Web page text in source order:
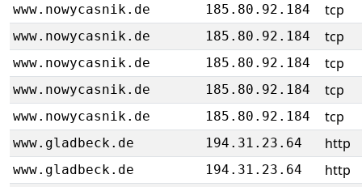
www.nowycasnik.de 185.80.92.184 tcp
www.nowycasnik.de 185.80.92.184 tcp
www.nowycasnik.de 185.80.92.184 tcp
www.nowycasnik.de 185.80.92.184 tcp
www.nowycasnik.de 185.80.92.184 tcp
www.gladbeck.de 194.31.23.64 http
www.gladbeck.de 194.31.23.64 http